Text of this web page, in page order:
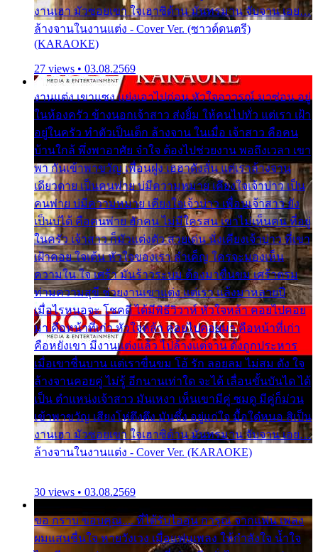
งานเฮา มัวซอยเขา ใจเฮาซิด้าน มันทรมาน จับจาน เอย…
ล้างจานในงานแต่ง - Cover Ver. (ซาวด์ดนตรี)
(KARAOKE)
27 views • 03.08.2569
งานแต่ง เขาแซง แย่งเอาไปก่อน หัวใจอาวรณ์ มาซ่อน อยู่
ในห้องครัว ข้างนอกเจ้าสาว ส่งยิ้ม ให้คนไปทั่ว แต่เรา เฝ้า
อยู่ในครัว ทำตัวเป็นเด็ก ล้างจาน ในเมื่อ เจ้าสาว คือคน
บ้านใกล้ พึ่งพาอาศัย จำใจ ต้องไปช่วยงาน พอถึงเวลา เขา
พา กันเข้าพาขวัญ เพื่อนฝูง เฮฮาดังลั่น แต่เราล้างจาน
เดียวดาย เป็นคนพ่าย บ่มีความหมาย เคียงใจเจ้าบ่าว เป็น
คนพ่าย บ่มีความหมาย เคียงใจเจ้าบ่าว เพื่อนเจ้าสาว ยัง
เป็นบ่ได้ คือคนพ่าย ฮักคน ไม่มีใครสน เขาไม่เห็นคน ที่อยู่
ในครัว เจ้าสาว ก็มัวแต่งตัว สวยเด่น นั่งเคียงเจ้าบ่าว ที่เขา
เฝ้าคอย ใจเต้น หัวใจของเรา ลำเค็ญ ใครจะมองเห็น
ความใน ใจ เศร้า มันร้าวระบม ต้องมาขื่นขม เศร้าตรม
ท่ามความสุขี ช่วยงานเขาแต่ง แต่เรา แล้งมาหลายปี
เมื่อไรหนอจะ โชคดี ได้มีพิธีวิวาห์ หัวใจหล้า คอยไปคอย
มา คือหน้าที่เก่า หัวใจหล้า คอยไปคอยมา คือหน้าที่เก่า
คือหยังเขา มีงานแต่งแล้ว ไปล้างแต่จาน ดั่งถูกประหาร
เมื่อเขาชื่นบาน แต่เราขื่นขม โอ้ รัก ลอยลม ไม่สม ดัง ใจ
ล้างจานคอยคู่ ไม่รู้ อีกนานเท่าใด จะได้ เลื่อนขั้นบันได ได้
เป็น ตำแหน่งเจ้าสาว มันเหงา เห็นเขามีคู่ ซมดู มีคู่ก็ม่วน
เข้าพาขวัญ เสียงโห่ตึงตึง มันซึ้ง อยู่แก่ใจ มื้อใด๋หนอ สิเป็น
งานเฮา มัวซอยเขา ใจเฮาซิด้าน มันทรมาน จับจาน เอย…
ล้างจานในงานแต่ง - Cover Ver. (KARAOKE)
30 views • 03.08.2569
ขอ กราบ ขอบคุณ.... ที่ได้รับไออุ่น การุณ จากแฟน เพลง
ผมแสนชื่นใจ หายวังเวง เมื่อแฟนเพลง ให้กำลังใจ น้ำใจ